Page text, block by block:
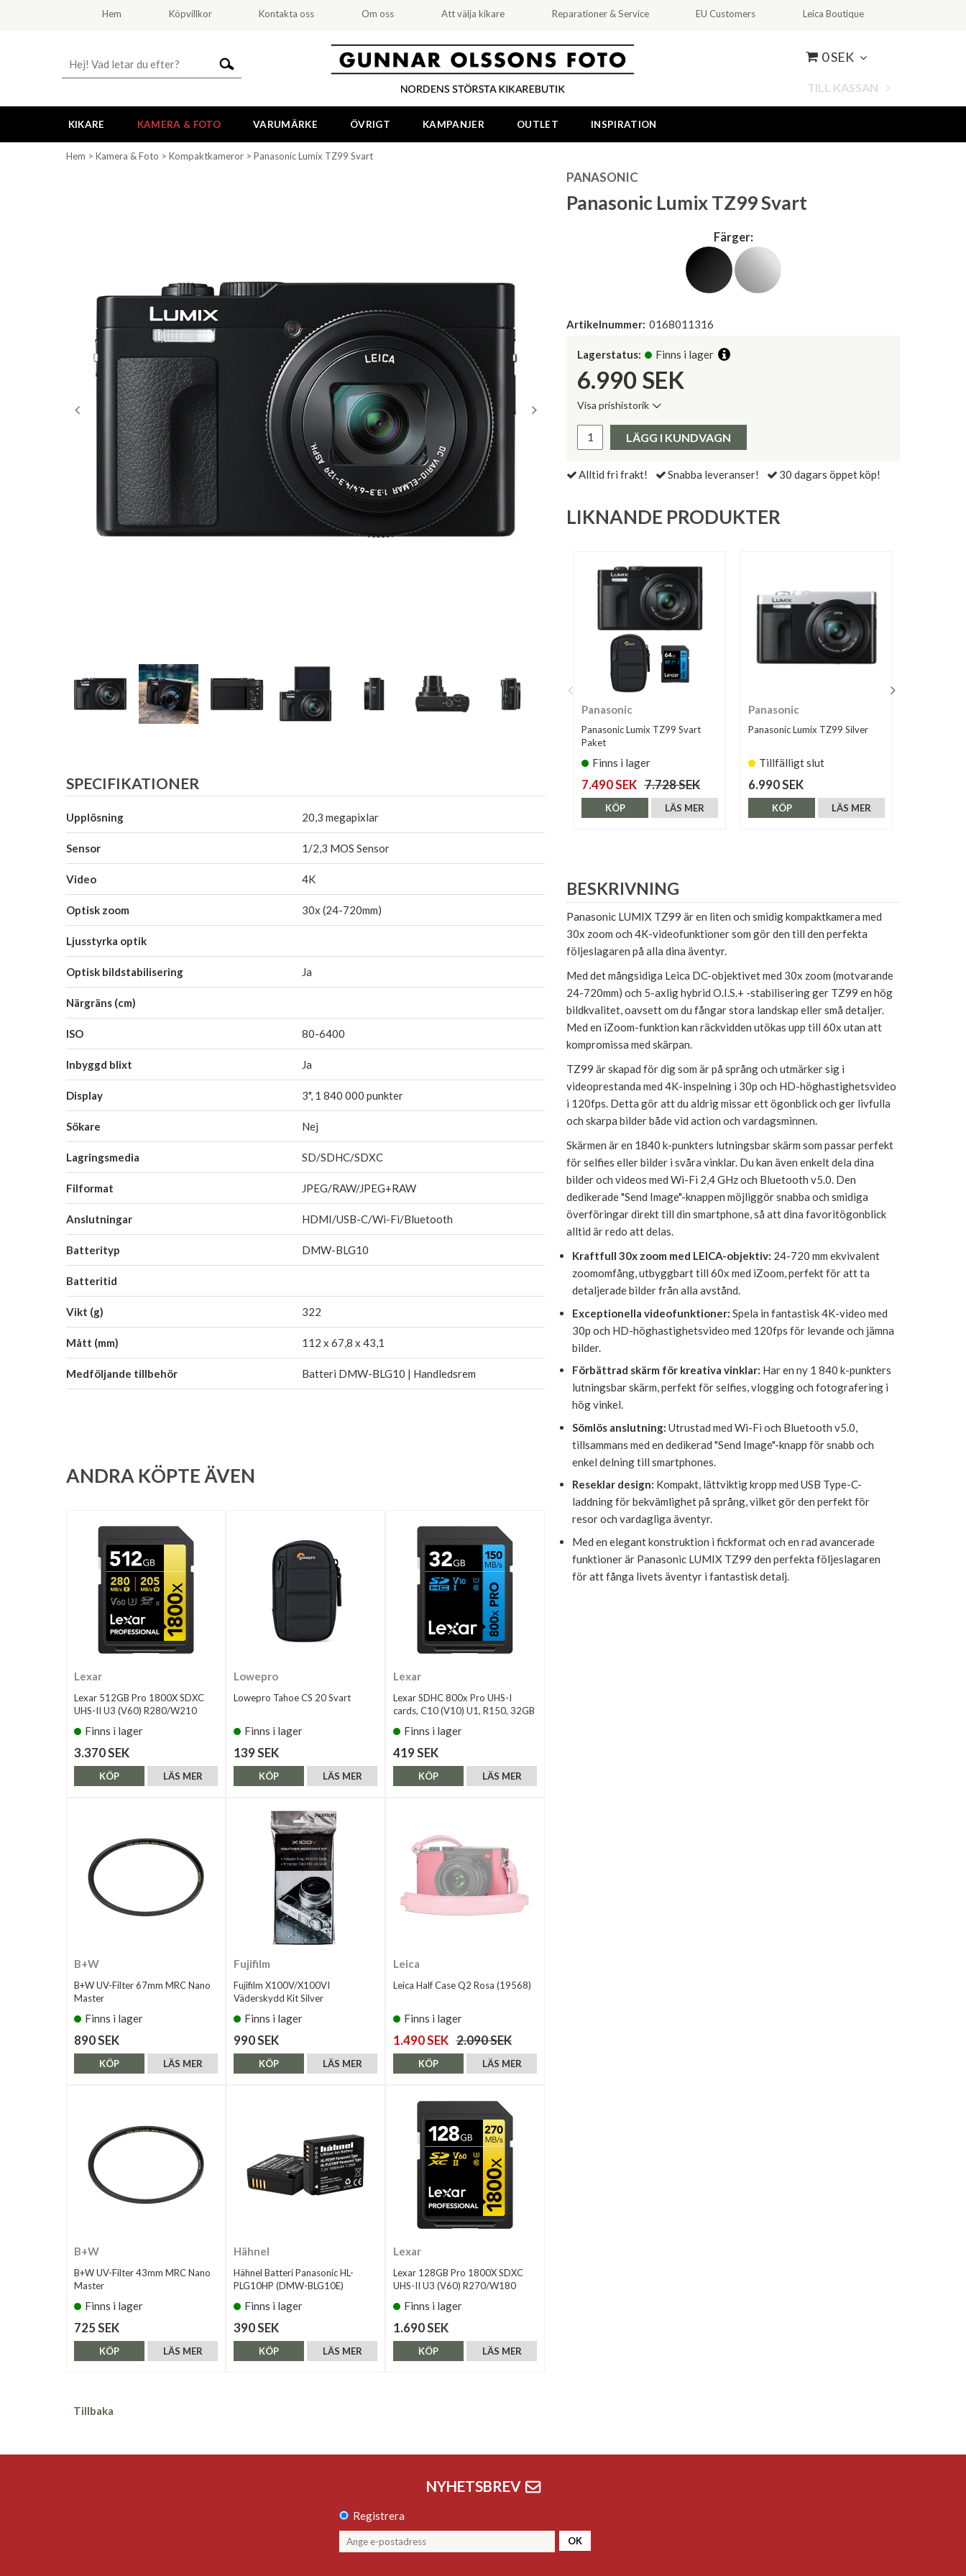
Hem Köpvillkor Kontakta oss Om oss Att välja kikare Reparationer & Service EU Customers Leica Boutique
0 SEK
TILL KASSAN
KIKARE KAMERA & FOTO VARUMÄRKE ÖVRIGT KAMPANJER OUTLET INSPIRATION
Hem > Kamera & Foto > Kompaktkameror > Panasonic Lumix TZ99 Svart
PANASONIC
Panasonic Lumix TZ99 Svart
Färger:
Artikelnummer: 0168011316
Lagerstatus: Finns i lager
6.990 SEK
Visa prishistorik
Pris:
LÄGG I KUNDVAGN
Alltid fri frakt! Snabba leveranser! 30 dagars öppet köp!
LIKNANDE PRODUKTER
Panasonic
Panasonic Lumix TZ99 Svart
Paket
Finns i lager
7.490 SEK 7.728 SEK
LÄS MER
KÖP
Panasonic
Panasonic Lumix TZ99 Silver
Tillfälligt slut
6.990 SEK
LÄS MER
KÖP
BESKRIVNING
Panasonic LUMIX TZ99 är en liten och smidig kompaktkamera med
30x zoom och 4K-videofunktioner som gör den till den perfekta
följeslagaren på alla dina äventyr.
Med det mångsidiga Leica DC-objektivet med 30x zoom (motvarande
24-720mm) och 5-axlig hybrid O.I.S.+ -stabilisering ger TZ99 en hög
bildkvalitet, oavsett om du fångar stora landskap eller små detaljer.
Med en iZoom-funktion kan räckvidden utökas upp till 60x utan att
kompromissa med skärpan.
TZ99 är skapad för dig som är på språng och utmärker sig i
videoprestanda med 4K-inspelning i 30p och HD-höghastighetsvideo
i 120fps. Detta gör att du aldrig missar ett ögonblick och ger livfulla
och skarpa bilder både vid action och vardagsminnen.
Skärmen är en 1840 k-punkters lutningsbar skärm som passar perfekt
för selfies eller bilder i svåra vinklar. Du kan även enkelt dela dina
bilder och videos med Wi-Fi 2,4 GHz och Bluetooth v5.0. Den
dedikerade "Send Image"-knappen möjliggör snabba och smidiga
överföringar direkt till din smartphone, så att dina favoritögonblick
alltid är redo att delas.
Kraftfull 30x zoom med LEICA-objektiv: 24-720 mm ekvivalent
zoomomfång, utbyggbart till 60x med iZoom, perfekt för att ta
detaljerade bilder från alla avstånd.
Exceptionella videofunktioner: Spela in fantastisk 4K-video med
30p och HD-höghastighetsvideo med 120fps för levande och jämna
bilder.
Förbättrad skärm för kreativa vinklar: Har en ny 1 840 k-punkters
lutningsbar skärm, perfekt för selfies, vlogging och fotografering i
hög vinkel.
Sömlös anslutning: Utrustad med Wi-Fi och Bluetooth v5.0,
tillsammans med en dedikerad "Send Image"-knapp för snabb och
enkel delning till smartphones.
Reseklar design: Kompakt, lättviktig kropp med USB Type-C-
laddning för bekvämlighet på språng, vilket gör den perfekt för
resor och vardagliga äventyr.
Med en elegant konstruktion i fickformat och en rad avancerade
funktioner är Panasonic LUMIX TZ99 den perfekta följeslagaren
för att fånga livets äventyr i fantastisk detalj.
SPECIFIKATIONER
Upplösning 20,3 megapixlar
Sensor 1/2,3 MOS Sensor
Video 4K
Optisk zoom 30x (24-720mm)
Ljusstyrka optik
Optisk bildstabilisering Ja
Närgräns (cm)
ISO 80-6400
Inbyggd blixt Ja
Display 3", 1 840 000 punkter
Sökare Nej
Lagringsmedia SD/SDHC/SDXC
Filformat JPEG/RAW/JPEG+RAW
Anslutningar HDMI/USB-C/Wi-Fi/Bluetooth
Batterityp DMW-BLG10
Batteritid
Vikt (g) 322
Mått (mm) 112 x 67,8 x 43,1
Medföljande tillbehör Batteri DMW-BLG10 | Handledsrem
ANDRA KÖPTE ÄVEN
Lexar
Lexar 512GB Pro 1800X SDXC
UHS-II U3 (V60) R280/W210
Finns i lager
3.370 SEK
LÄS MER
KÖP
Lowepro
Lowepro Tahoe CS 20 Svart
Finns i lager
139 SEK
LÄS MER
KÖP
Lexar
Lexar SDHC 800x Pro UHS-I
cards, C10 (V10) U1, R150, 32GB
Finns i lager
419 SEK
LÄS MER
KÖP
B+W
B+W UV-Filter 67mm MRC Nano
Master
Finns i lager
890 SEK
LÄS MER
KÖP
Fujifilm
Fujifilm X100V/X100VI
Väderskydd Kit Silver
Finns i lager
990 SEK
LÄS MER
KÖP
Leica
Leica Half Case Q2 Rosa (19568)
Finns i lager
1.490 SEK 2.090 SEK
LÄS MER
KÖP
B+W
B+W UV-Filter 43mm MRC Nano
Master
Finns i lager
725 SEK
LÄS MER
KÖP
Hähnel
Hähnel Batteri Panasonic HL-
PLG10HP (DMW-BLG10E)
Finns i lager
390 SEK
LÄS MER
KÖP
Lexar
Lexar 128GB Pro 1800X SDXC
UHS-II U3 (V60) R270/W180
Finns i lager
1.690 SEK
LÄS MER
KÖP
Tillbaka
NYHETSBREV
Registrera
OK